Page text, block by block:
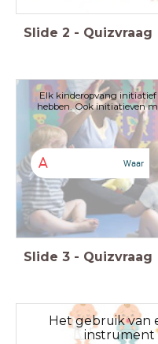
Slide 2 - Quizvraag
Elk kinderopvang
hebben. Ook initiatieven
A Waar
Slide 3 - Quizvraag
Het gebruik van
instrument